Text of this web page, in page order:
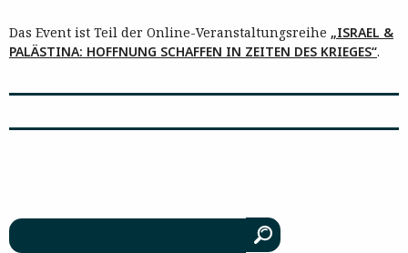
Das Event ist Teil der Online-Veranstaltungsreihe „ISRAEL &
PALÄSTINA: HOFFNUNG SCHAFFEN IN ZEITEN DES KRIEGES“.